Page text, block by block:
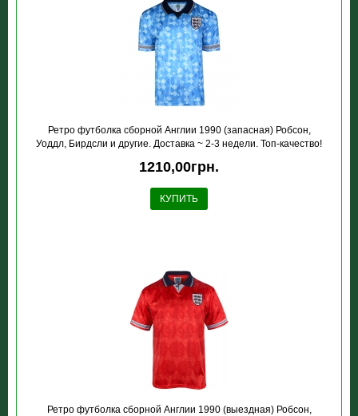
Ретро футболка сборной Англии 1990 (запасная) Робсон,
Уоддл, Бирдсли и другие. Доставка ~ 2-3 недели. Топ-качество!
1210,00грн.
КУПИТЬ
Ретро футболка сборной Англии 1990 (выездная) Робсон,